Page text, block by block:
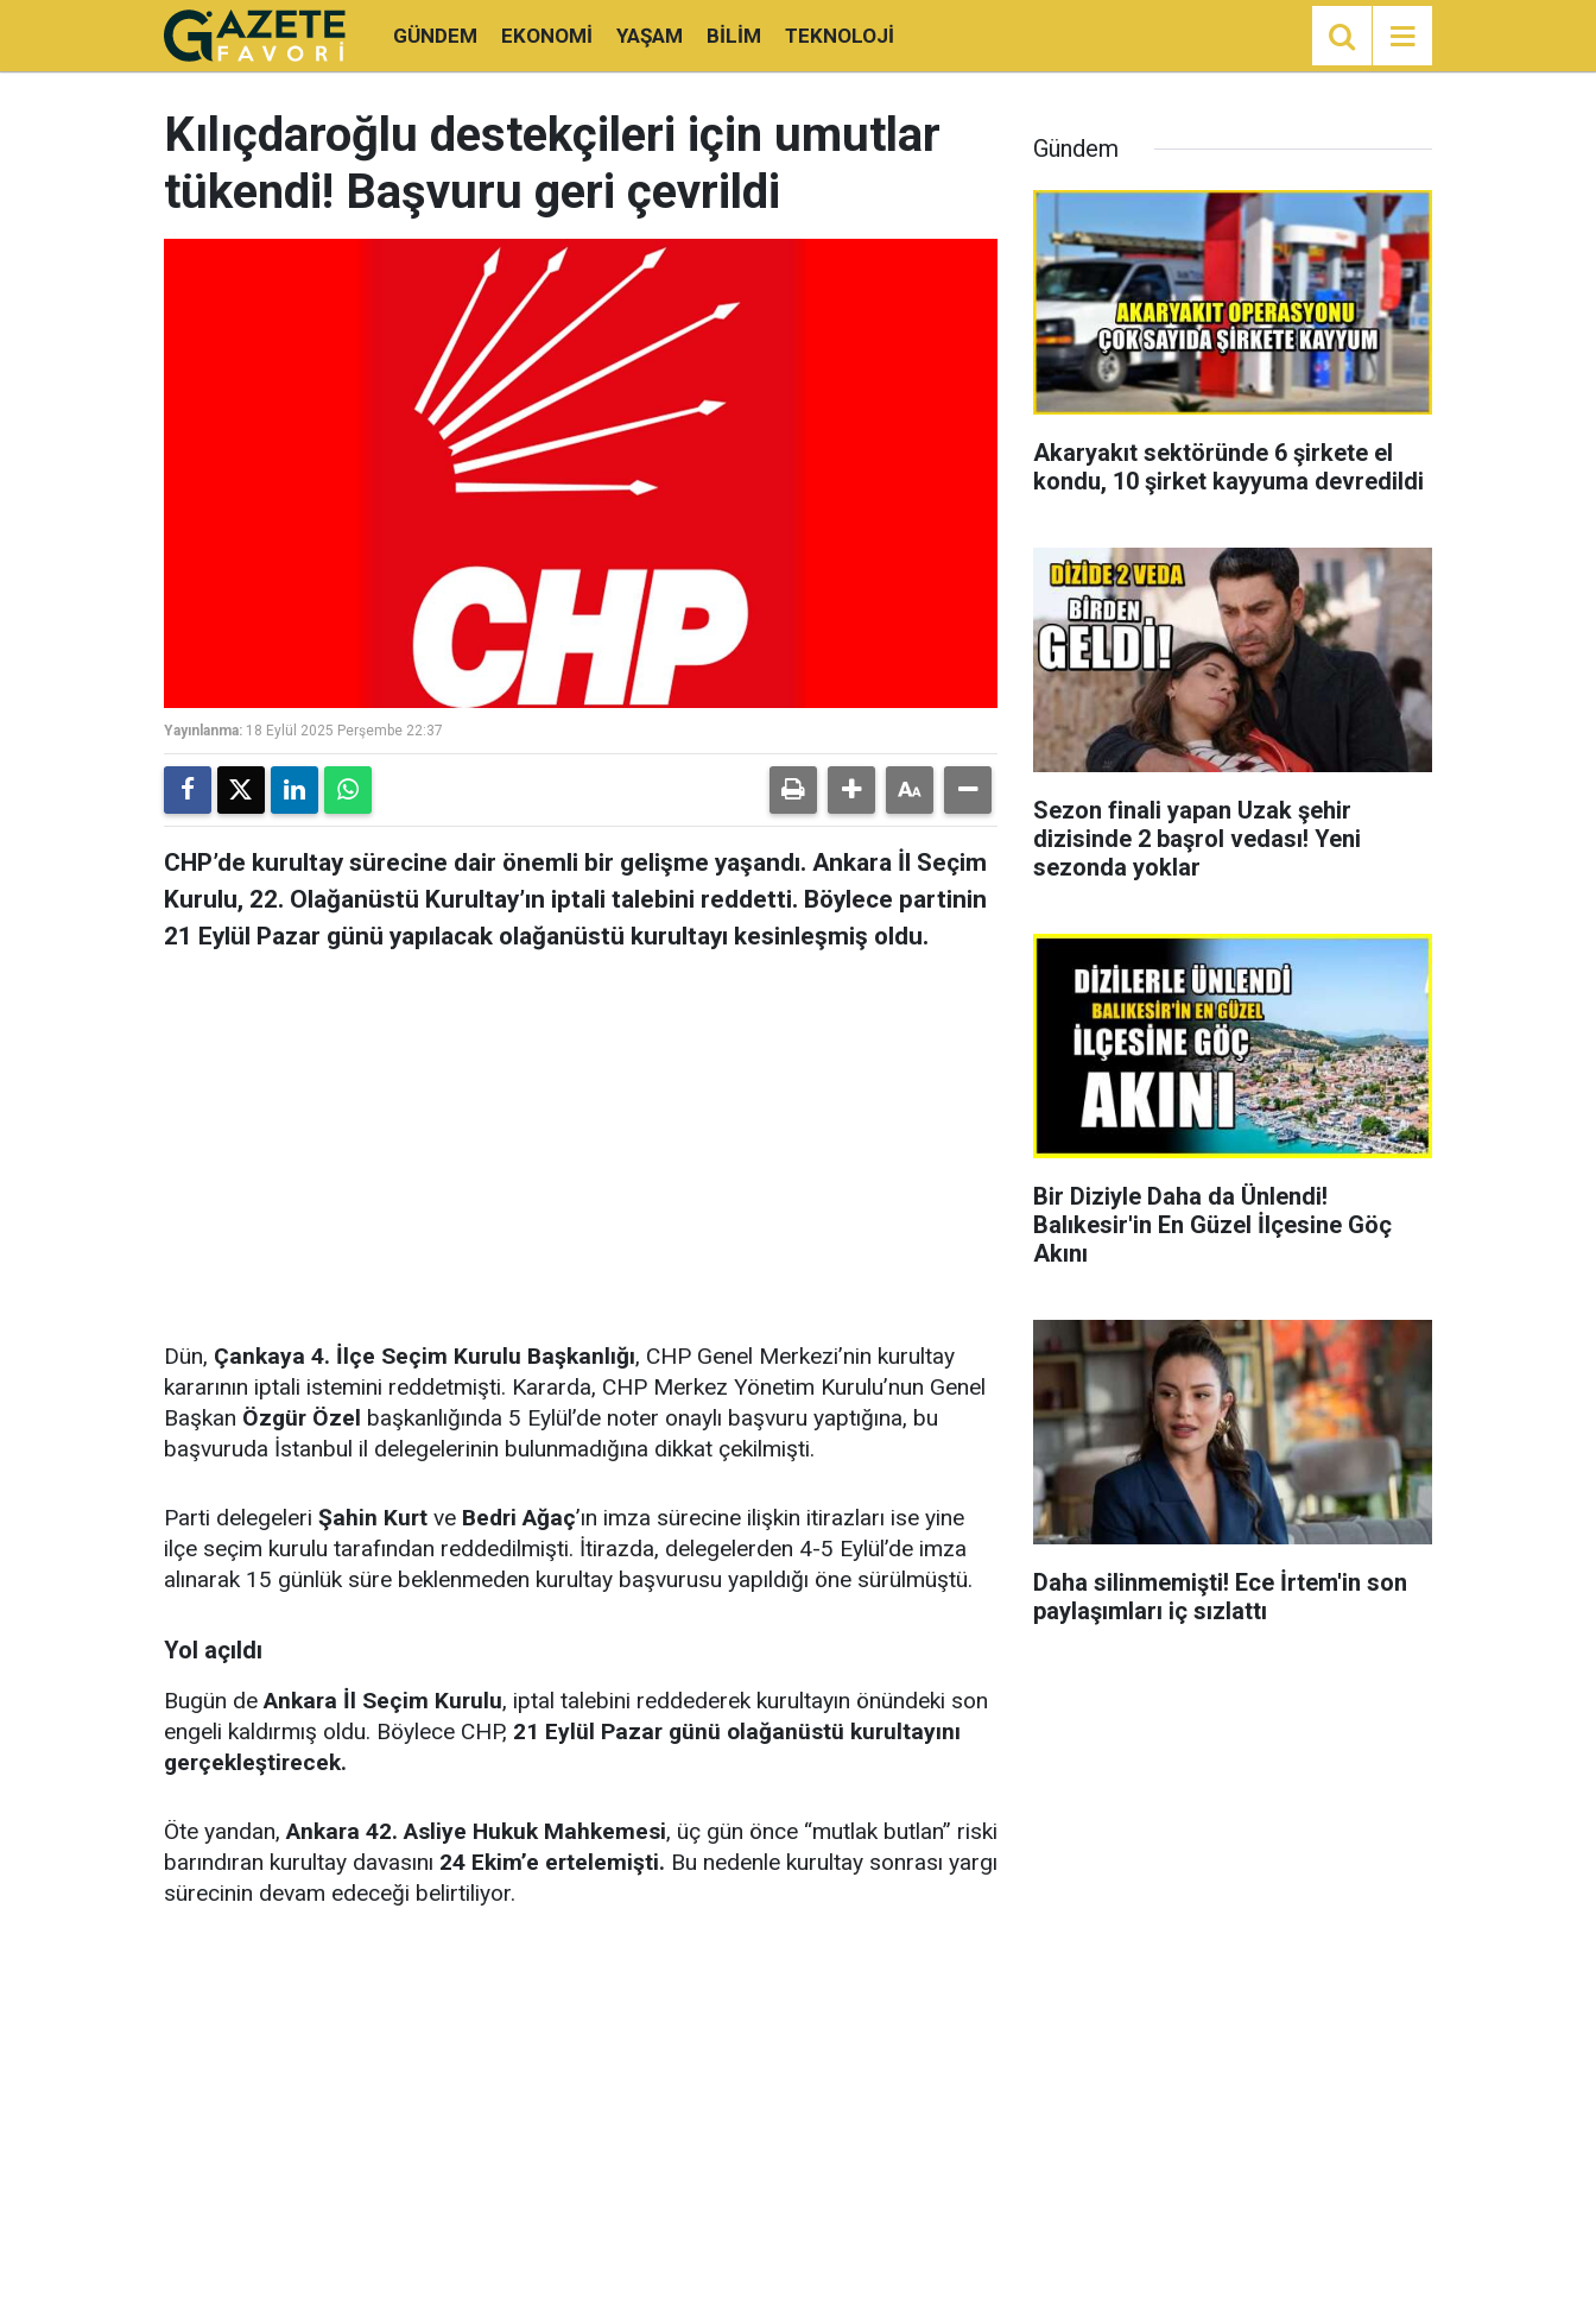
GÜNDEM EKONOMI YAŞAM BILIM TEKNOLOJI
Kılıçdaroğlu destekçileri için umutlar
tükendi! Başvuru geri çevrildi
Yayınlanma: 18 Eylül 2025 Perşembe 22:37
CHP’de kurultay sürecine dair önemli bir gelişme yaşandı. Ankara İl Seçim
Kurulu, 22. Olağanüstü Kurultay’ın iptali talebini reddetti. Böylece partinin
21 Eylül Pazar günü yapılacak olağanüstü kurultayı kesinleşmiş oldu.
Dün, Çankaya 4. İlçe Seçim Kurulu Başkanlığı, CHP Genel Merkezi’nin kurultay
kararının iptali istemini reddetmişti. Kararda, CHP Merkez Yönetim Kurulu’nun Genel
Başkan Özgür Özel başkanlığında 5 Eylül’de noter onaylı başvuru yaptığına, bu
başvuruda İstanbul il delegelerinin bulunmadığına dikkat çekilmişti.
Parti delegeleri Şahin Kurt ve Bedri Ağaç’ın imza sürecine ilişkin itirazları ise yine
ilçe seçim kurulu tarafından reddedilmişti. İtirazda, delegelerden 4-5 Eylül’de imza
alınarak 15 günlük süre beklenmeden kurultay başvurusu yapıldığı öne sürülmüştü.
Yol açıldı
Bugün deAnkara İl Seçim Kurulu, iptal talebini reddederek kurultayın önündeki son
engeli kaldırmış oldu. Böylece CHP, 21 Eylül Pazar günü olağanüstü kurultayını
gerçekleştirecek.
Öte yandan,Ankara 42. Asliye Hukuk Mahkemesi, üç gün önce “mutlak butlan” riski
barındıran kurultay davasını 24 Ekim’e ertelemişti. Bu nedenle kurultay sonrası yargı
sürecinin devam edeceği belirtiliyor.
Gündem
Akaryakıt sektöründe 6 şirkete el
kondu, 10 şirket kayyuma devredildi
Sezon finali yapan Uzak şehir
dizisinde 2 başrol vedası! Yeni
sezonda yoklar
Bir Diziyle Daha da Ünlendi!
Balıkesir'in En Güzel İlçesine Göç
Akını
Daha silinmemişti! Ece İrtem'in son
paylaşımları iç sızlattı